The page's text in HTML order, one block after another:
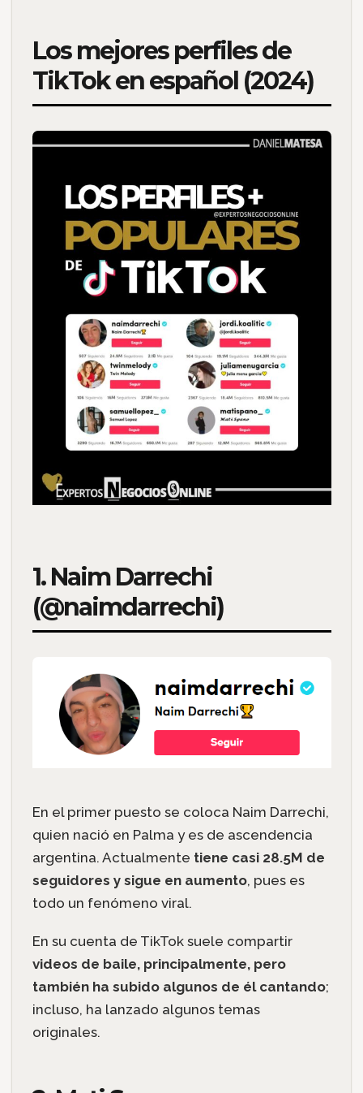
Los mejores perfiles de
TikTok en español (2024)
1. Naim Darrechi
(@naimdarrechi)
En el primer puesto se coloca Naim Darrechi,
quien nació en Palma y es de ascendencia
argentina. Actualmente tiene casi 28.5M de
seguidores y sigue en aumento, pues es
todo un fenómeno viral.
En su cuenta de TikTok suele compartir
videos de baile, principalmente, pero
también ha subido algunos de él cantando;
incluso, ha lanzado algunos temas
originales.